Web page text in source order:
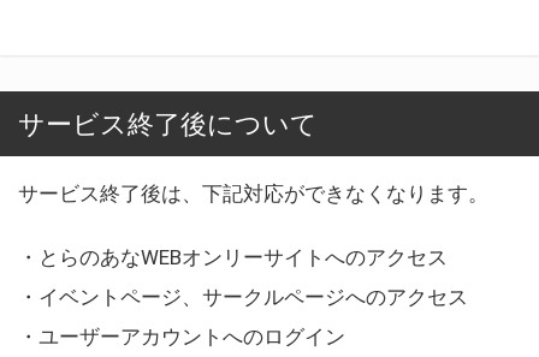
サービス終了後について
サービス終了後は、下記対応ができなくなります。
・とらのあなWEBオンリーサイトへのアクセス
・イベントページ、サークルページへのアクセス
・ユーザーアカウントへのログイン